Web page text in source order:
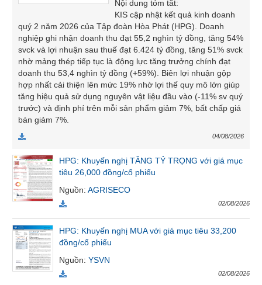
Nội dung tóm tắt:
KIS cập nhật kết quả kinh doanh
quý 2 năm 2026 của Tập đoàn Hòa Phát (HPG). Doanh
nghiệp ghi nhận doanh thu đạt 55,2 nghìn tỷ đồng, tăng 54%
svck và lợi nhuận sau thuế đạt 6.424 tỷ đồng, tăng 51% svck
nhờ mảng thép tiếp tục là động lực tăng trưởng chính đạt
doanh thu 53,4 nghìn tỷ đồng (+59%). Biên lợi nhuận gộp
hợp nhất cải thiện lên mức 19% nhờ lợi thế quy mô lớn giúp
tăng hiệu quả sử dụng nguyên vật liệu đầu vào (-11% sv quý
trước) và định phí trên mỗi sản phẩm giảm 7%, bất chấp giá
bán giảm 7%.
04/08/2026
HPG: Khuyến nghị TĂNG TỶ TRỌNG với giá mục
tiêu 26,000 đồng/cổ phiếu
Nguồn:AGRISECO
02/08/2026
HPG: Khuyến nghị MUA với giá mục tiêu 33,200
đồng/cổ phiếu
Nguồn:YSVN
02/08/2026
CÔNG
NGHỆ
THÔNG
TIN
DỊCH
TRUYỀN
THÔNG
TIỆN
ÍCH